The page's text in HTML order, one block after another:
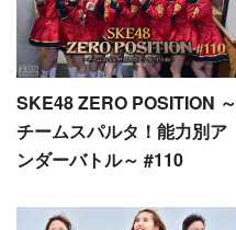
SKE48 ZERO POSITION ～
チームスパルタ！能力別ア
ンダーバトル～ #110